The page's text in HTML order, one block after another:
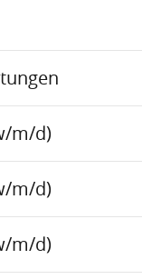
m/d)
m/d)
m/d)